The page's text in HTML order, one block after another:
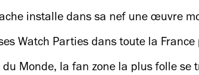
installe dans sa nef une œuvre
Watch Parties dans toute la
du Monde, la fan zone la plus folle